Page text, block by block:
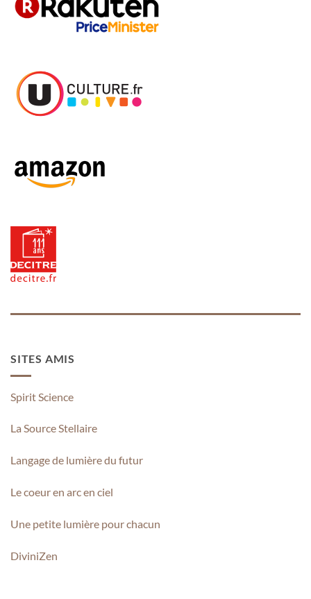
SITES AMIS
Spirit Science
La Source Stellaire
Langage de lumière du futur
Le coeur en arc en ciel
Une petite lumière pour chacun
DiviniZen